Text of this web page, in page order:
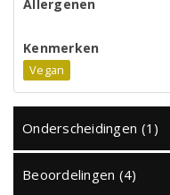
Allergenen
Kenmerken
Vegan
Onderscheidingen (1)
Beoordelingen (4)